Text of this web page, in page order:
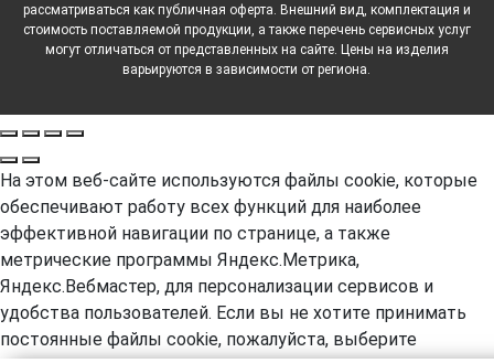
рассматриваться как публичная оферта. Внешний вид, комплектация и
стоимость поставляемой продукции, а также перечень сервисных услуг
могут отличаться от представленных на сайте. Цены на изделия
варьируются в зависимости от региона.
На этом веб-сайте используются файлы cookie, которые
обеспечивают работу всех функций для наиболее
эффективной навигации по странице, а также
метрические программы Яндекс.Метрика,
Яндекс.Вебмастер, для персонализации сервисов и
удобства пользователей. Если вы не хотите принимать
постоянные файлы cookie, пожалуйста, выберите